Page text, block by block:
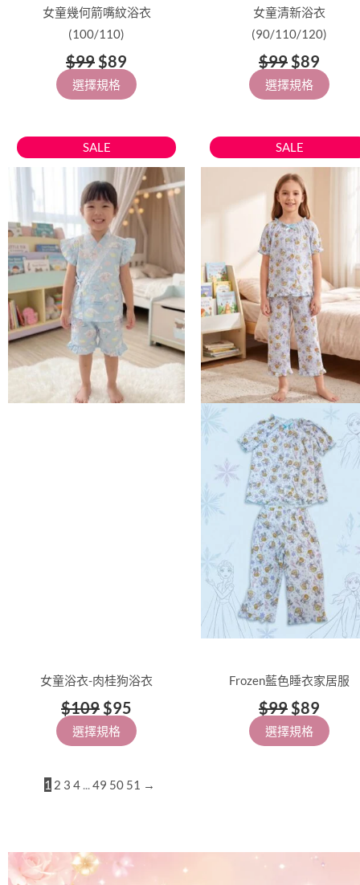
女童幾何箭嘴紋浴衣
(100/110)
$99$89
選擇規格
面
選
擇
選
項
女童清新浴衣
(90/110/120)
$99$89
選擇規格
面
選
擇
選
項
SALE
女童浴衣-肉桂狗浴衣
$109
原
始
價
格：
$109。
$95
目
前
價
格：
$95。
選擇規格
此
產
品
有
多
種
款
式。
可
在
產
品
頁
SALE
Frozen藍色睡衣家居服
$99
原
始
價
格：
$99。
$89
目
前
選擇規格
此
產
品
有
多
種
款
式。
可
在
產
品
頁
面
選
擇
選
項
1 2 3 4 ...49 50 51 →